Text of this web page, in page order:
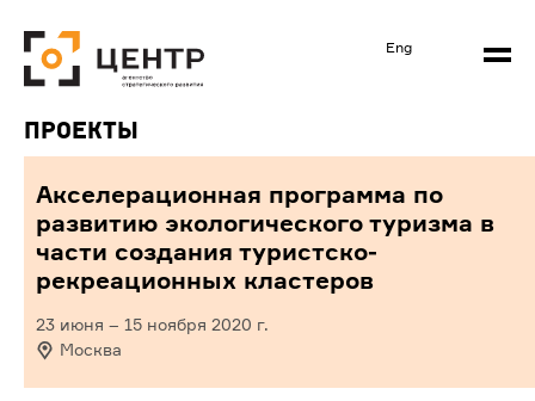
Eng
Проекты
Акселерационная программа по
развитию экологического туризма в
части создания туристско-
рекреационных кластеров
23 июня – 15 ноября 2020 г.
Москва